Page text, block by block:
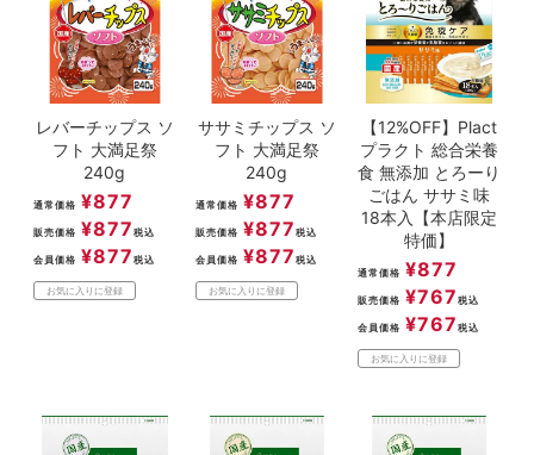
レバーチップス ソ
フト 大満足祭
240g
通常価格 ¥877
販売価格 ¥877 税込
会員価格 ¥877 税込
お気に入りに登録
ササミチップス ソ
フト 大満足祭
240g
通常価格 ¥877
販売価格 ¥877 税込
会員価格 ¥877 税込
お気に入りに登録
【12%OFF】Plact
プラクト 総合栄養
食 無添加 とろーり
ごはん ササミ味
18本入【本店限定
特価】
通常価格 ¥877
販売価格 ¥767 税込
会員価格 ¥767 税込
お気に入りに登録